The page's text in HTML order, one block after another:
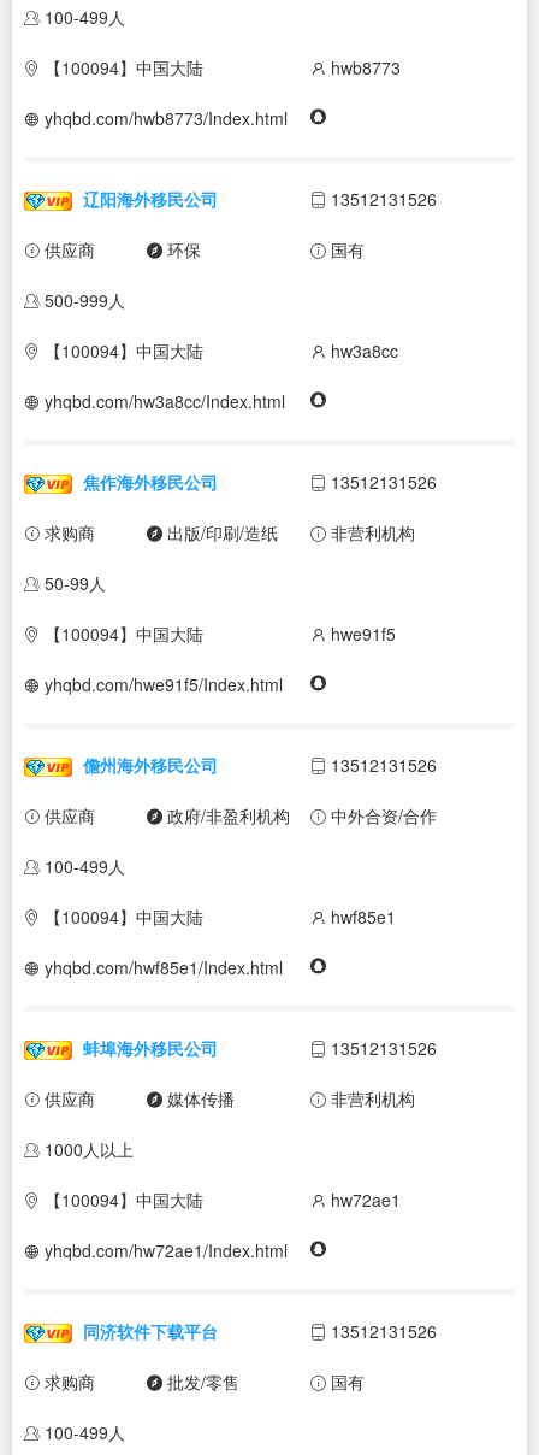
100-499人
【100094】中国大陆 hwb8773
yhqbd.com/hwb8773/Index.html
辽阳海外移民公司 13512131526
供应商 环保 国有
500-999人
【100094】中国大陆 hw3a8cc
yhqbd.com/hw3a8cc/Index.html
焦作海外移民公司 13512131526
求购商 出版/印刷/造纸 非营利机构
50-99人
【100094】中国大陆 hwe91f5
yhqbd.com/hwe91f5/Index.html
儋州海外移民公司 13512131526
供应商 政府/非盈利机构 中外合资/合作
100-499人
【100094】中国大陆 hwf85e1
yhqbd.com/hwf85e1/Index.html
蚌埠海外移民公司 13512131526
供应商 媒体传播 非营利机构
1000人以上
【100094】中国大陆 hw72ae1
yhqbd.com/hw72ae1/Index.html
同济软件下载平台 13512131526
求购商 批发/零售 国有
100-499人